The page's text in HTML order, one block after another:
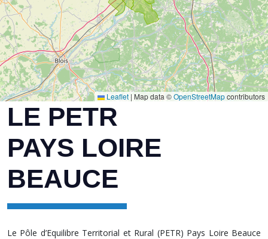
Leaflet | Map data ©OpenStreetMapcontributors
LE PETR
PAYS LOIRE
BEAUCE
Le Pôle d’Equilibre Territorial et Rural (PETR) Pays Loire Beauce